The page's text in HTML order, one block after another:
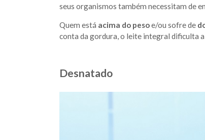
seus organismos também necessitam de
Quem está acima do pesoe/ou sofre de
conta da gordura, o leite integral dificulta a
Desnatado